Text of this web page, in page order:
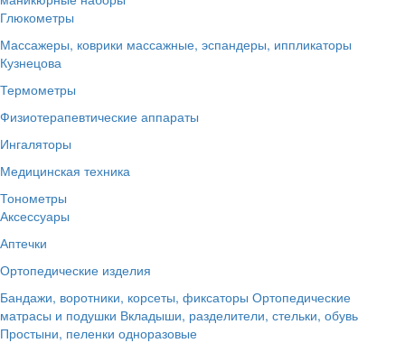
Глюкометры
Массажеры, коврики массажные, эспандеры, иппликаторы
Кузнецова
Термометры
Физиотерапевтические аппараты
Ингаляторы
Медицинская техника
Тонометры
Аксессуары
Аптечки
Ортопедические изделия
Бандажи, воротники, корсеты, фиксаторы Ортопедические
матрасы и подушки Вкладыши, разделители, стельки, обувь
Простыни, пеленки одноразовые